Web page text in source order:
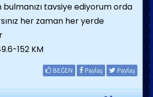
bulmanızı tavsiye ediyorum orda
her zaman her yerde
152 KM
BEĞEN Paylaş Paylaş